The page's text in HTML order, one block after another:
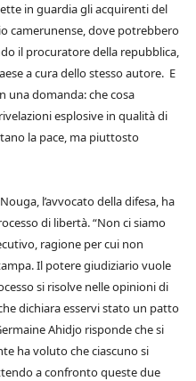
in guardia gli acquirenti del
camerunense, dove potrebbero
il procuratore della repubblica,
a cura dello stesso autore. E
una domanda: che cosa
esplosive in qualità di
la pace, ma piuttosto
l’avvocato della difesa, ha
di libertà. “Non ci siamo
ragione per cui non
Il potere giudiziario vuole
si risolve nelle opinioni di
dichiara esservi stato un patto
Ahidjo risponde che si
ha voluto che ciascuno si
a confronto queste due